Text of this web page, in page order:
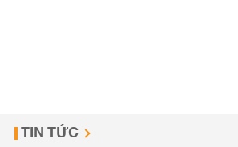
TIN TỨC